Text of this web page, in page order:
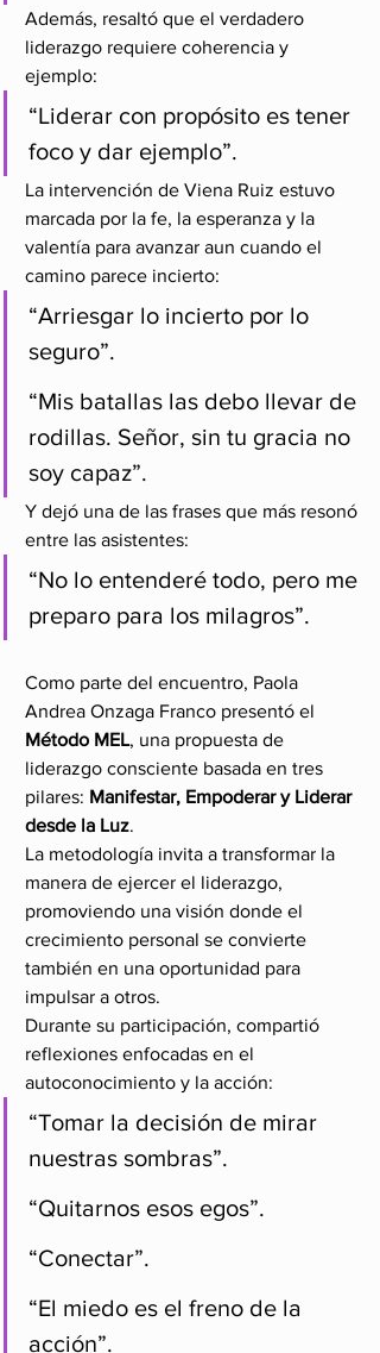
Además, resaltó que el verdadero
liderazgo requiere coherencia y
ejemplo:
“Liderar con propósito es tener
foco y dar ejemplo”.
La intervención de Viena Ruiz estuvo
marcada por la fe, la esperanza y la
valentía para avanzar aun cuando el
camino parece incierto:
“Arriesgar lo incierto por lo
seguro”.
“Mis batallas las debo llevar de
rodillas. Señor, sin tu gracia no
soy capaz”.
Y dejó una de las frases que más resonó
entre las asistentes:
“No lo entenderé todo, pero me
preparo para los milagros”.
Como parte del encuentro, Paola
Andrea Onzaga Franco presentó el
Método MEL, una propuesta de
liderazgo consciente basada en tres
pilares: Manifestar, Empoderar y Liderar
desde la Luz.
La metodología invita a transformar la
manera de ejercer el liderazgo,
promoviendo una visión donde el
crecimiento personal se convierte
también en una oportunidad para
impulsar a otros.
Durante su participación, compartió
reflexiones enfocadas en el
autoconocimiento y la acción:
“Tomar la decisión de mirar
nuestras sombras”.
“Quitarnos esos egos”.
“Conectar”.
“El miedo es el freno de la
acción”.